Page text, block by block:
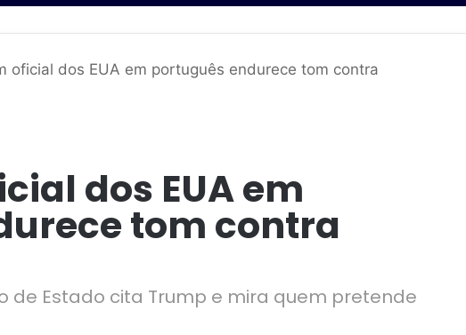
oficial dos EUA em português endurece tom contra
dos EUA em
tom contra
de Estado cita Trump e mira quem pretende